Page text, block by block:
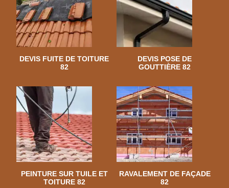
DEVIS FUITE DE TOITURE
82
DEVIS POSE DE
GOUTTIÈRE 82
PEINTURE SUR TUILE ET
TOITURE 82
RAVALEMENT DE FAÇADE
82